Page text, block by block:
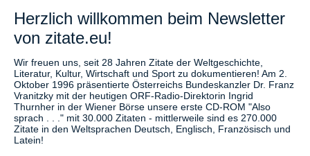
Herzlich willkommen beim Newsletter
von zitate.eu!
Wir freuen uns, seit 28 Jahren Zitate der Weltgeschichte,
Literatur, Kultur, Wirtschaft und Sport zu dokumentieren! Am 2.
Oktober 1996 präsentierte Österreichs Bundeskanzler Dr. Franz
Vranitzky mit der heutigen ORF-Radio-Direktorin Ingrid
Thurnher in der Wiener Börse unsere erste CD-ROM "Also
sprach . . ." mit 30.000 Zitaten - mittlerweile sind es 270.000
Zitate in den Weltsprachen Deutsch, Englisch, Französisch und
Latein!